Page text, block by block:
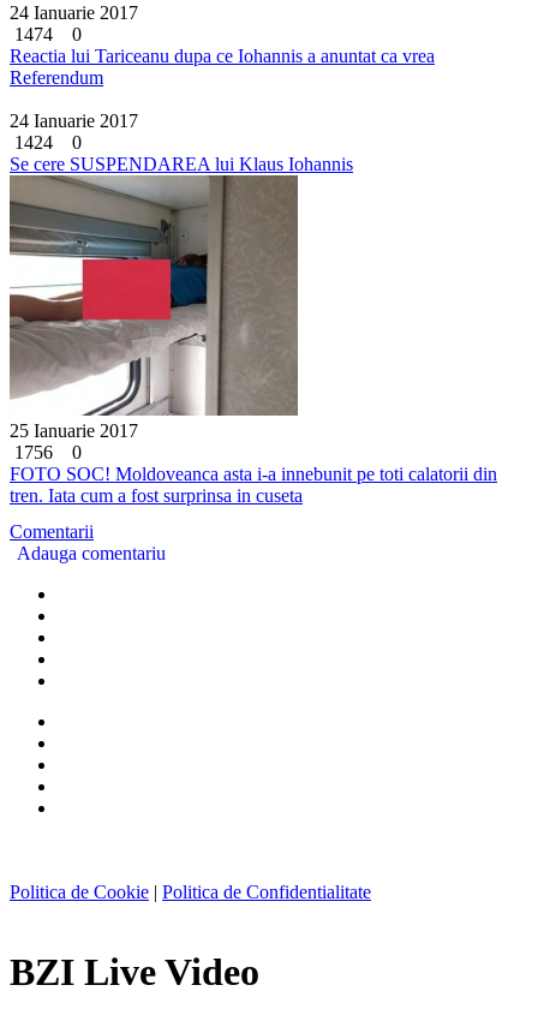
24 Ianuarie 2017
1474
0
Reactia lui Tariceanu dupa ce Iohannis a anuntat ca vrea
Referendum
24 Ianuarie 2017
1424
0
Se cere SUSPENDAREA lui Klaus Iohannis
25 Ianuarie 2017
1756
0
FOTO SOC! Moldoveanca asta i-a innebunit pe toti calatorii din
tren. Iata cum a fost surprinsa in cuseta
Comentarii
Adauga comentariu
Politica de Cookie | Politica de Confidentialitate
BZI Live Video